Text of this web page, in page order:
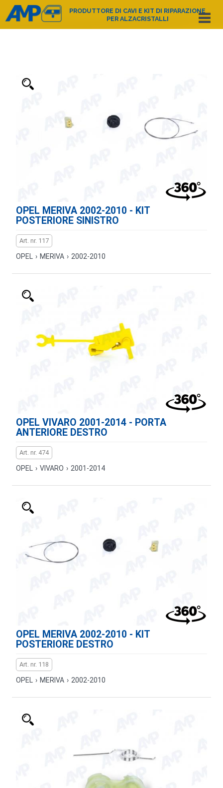
PRODUTTORE DI CAVI E KIT DI RIPARAZIONE
PER ALZACRISTALLI
CHI SIAMO
CATALOGO DEI PRODOTTI
OPEL MERIVA 2002-2010 - KIT
POSTERIORE SINISTRO
Art. nr. 117
OPEL › MERIVA › 2002-2010
OPEL VIVARO 2001-2014 - PORTA
ANTERIORE DESTRO
Art. nr. 474
OPEL › VIVARO › 2001-2014
OPEL MERIVA 2002-2010 - KIT
POSTERIORE DESTRO
Art. nr. 118
OPEL › MERIVA › 2002-2010